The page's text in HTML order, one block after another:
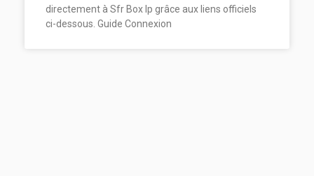
directement à Sfr Box Ip grâce aux liens officiels
ci-dessous. Guide Connexion